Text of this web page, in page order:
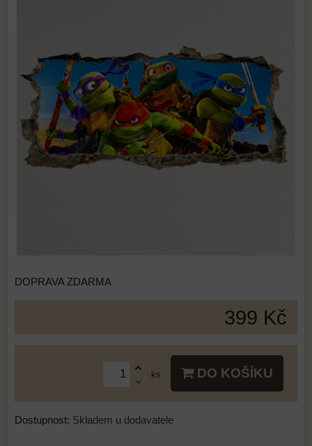
DOPRAVA ZDARMA
399 Kč
ks DO KOŠÍKU
Dostupnost: Skladem u dodavatele